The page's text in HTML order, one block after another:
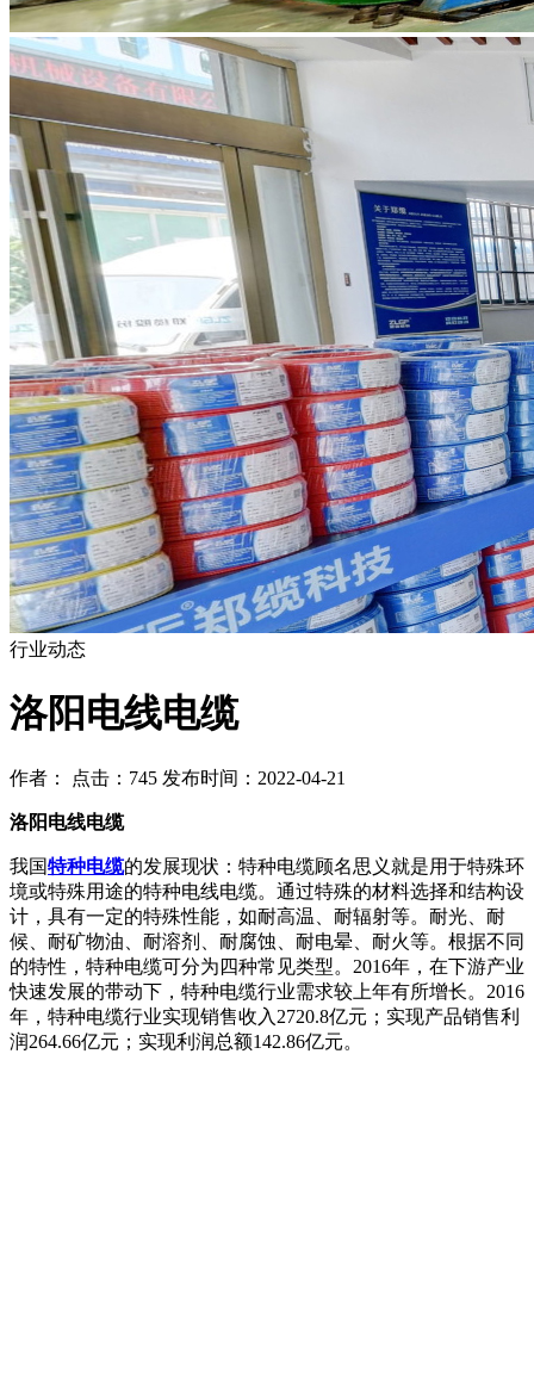
行业动态
洛阳电线电缆
作者： 点击：745 发布时间：2022-04-21
洛阳电线电缆
我国特种电缆的发展现状：特种电缆顾名思义就是用于特殊环
境或特殊用途的特种电线电缆。通过特殊的材料选择和结构设
计，具有一定的特殊性能，如耐高温、耐辐射等。耐光、耐
候、耐矿物油、耐溶剂、耐腐蚀、耐电晕、耐火等。根据不同
的特性，特种电缆可分为四种常见类型。2016年，在下游产业
快速发展的带动下，特种电缆行业需求较上年有所增长。2016
年，特种电缆行业实现销售收入2720.8亿元；实现产品销售利
润264.66亿元；实现利润总额142.86亿元。